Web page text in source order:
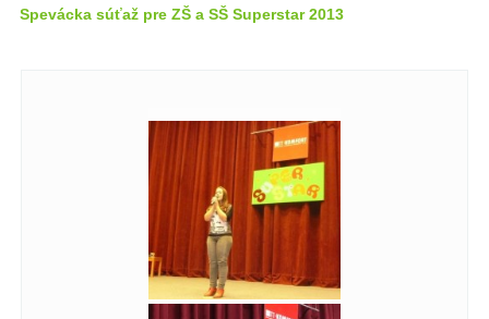
Spevácka súťaž pre ZŠ a SŠ Superstar 2013